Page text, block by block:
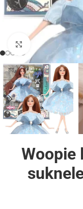
Padidinti
Woopie